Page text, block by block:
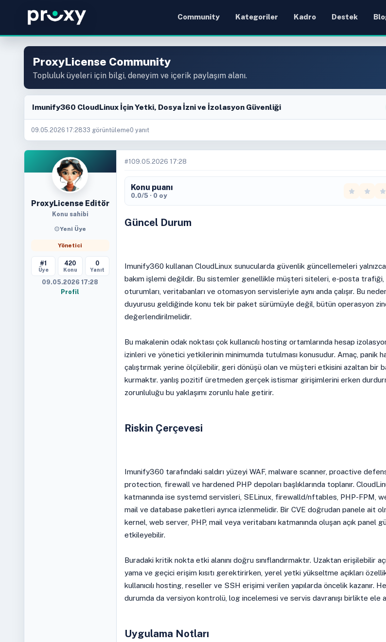
Community Kategoriler Kadro Destek
ProxyLicense Community
Topluluk üyeleri için bilgi, deneyim ve içerik paylaşım alanı.
Imunify360 CloudLinux İçin Yetki, Dosya İzni ve İzolasyon Güvenliği
09.05.2026 17:2833 görüntüleme0 yanıt
ProxyLicense Editör
Konu sahibi
Yeni Üye
Yönetici
#1
Üye
420
Konu
0
Yanıt
09.05.2026 17:28
Profil
#1 09.05.2026 17:28
Konu puanı
0.0/5 · 0 oy
Güncel Durum
Imunify360 kullanan CloudLinux sunucularda güvenlik güncellemeleri
bakım işlemi değildir. Bu sistemler genellikle müşteri siteleri, e-posta trafiği,
oturumları, veritabanları ve otomasyon servisleriyle aynı anda çalışır. Bu
duyurusu geldiğinde konu tek bir paket sürümüyle değil, bütün operasyon
değerlendirilmelidir.
Bu makalenin odak noktası çok kullanıcılı hosting ortamlarında hesap
izinleri ve yönetici yetkilerinin minimumda tutulması konusudur. Amaç, panik
çalıştırmak yerine ölçülebilir, geri dönüşü olan ve müşteri etkisini azaltan bir
kurmaktır. yanlış pozitif üretmeden gerçek istismar girişimlerini erken
zorunluluğu bu yaklaşımı zorunlu hale getirir.
Riskin Çerçevesi
Imunify360 tarafındaki saldırı yüzeyi WAF, malware scanner, proactive
protection, firewall ve hardened PHP depoları başlıklarında toplanır.
katmanında ise systemd servisleri, SELinux, firewalld/nftables, PHP-FPM,
mail ve database paketleri ayrıca izlenmelidir. Bir CVE doğrudan panele ait
kernel, web server, PHP, mail veya veritabanı katmanında oluşan açık panel
etkileyebilir.
Buradaki kritik nokta etki alanını doğru sınıflandırmaktır. Uzaktan erişilebilir
yama ve geçici erişim kısıtı gerektirirken, yerel yetki yükseltme açıkları
kullanıcılı hosting, reseller ve SSH erişimi verilen yapılarda öncelik kazanır.
durumda da versiyon kontrolü, log incelemesi ve servis davranışı birlikte ele
Uygulama Notları